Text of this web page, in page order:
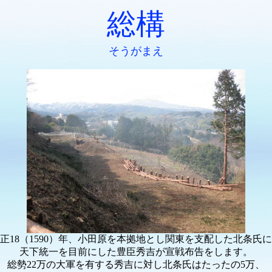
総構
そうがまえ
18（1590）年、小田原を本拠地とし関東を支配した北条氏
天下統一を目前にした豊臣秀吉が宣戦布告をします。
総勢22万の大軍を有する秀吉に対し北条氏はたったの5万、